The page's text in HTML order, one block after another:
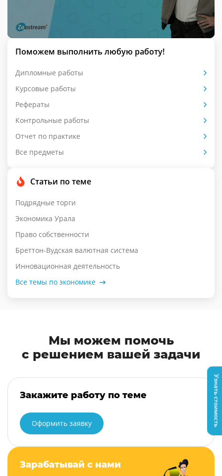
Поможем выполнить любую работу!
Дипломные работы
Курсовые работы
Рефераты
Контрольные работы
Отчет по практике
Все предметы
Статьи по теме
Подрядные торги
Экономика Урала
Право собственности
Бреттон-Вудская валютная система
Инновационная деятельность
Все темы по экономике
Мы можем помочь
с решением вашей задачи
Закажите работу по теме
Оформить заявку
Зарабатывай с нами
Узнать стоимость